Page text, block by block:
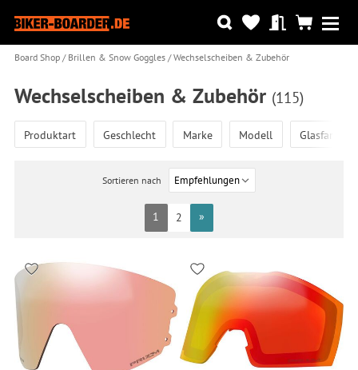
Board Shop Brillen & Snow Goggles Wechselscheiben & Zubehör
Wechselscheiben & Zubehör (115)
Produktart Geschlecht Marke Modell Glasfarbe
Sortieren nach
1 2 »